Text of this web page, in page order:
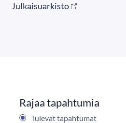
Julkaisuarkisto
Rajaa tapahtumia
Tulevat tapahtumat